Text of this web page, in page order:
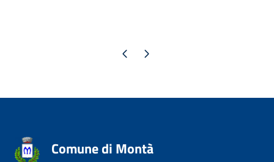
Pagina precedente
Pagina successiva
Comune di Montà